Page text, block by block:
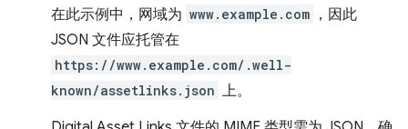
在此示例中，网域为 www.example.com ，因此
JSON 文件应托管在
https://www.example.com/.well-
known/assetlinks.json 上。